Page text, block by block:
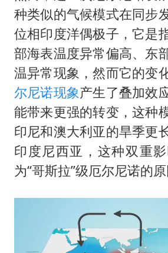
种类似的气候模式在同步
位相印度洋偶极子，它是
部海表温度异常偏高、东
温异常现象，然而它的变
尔尼诺现象产生了叠加效
能带来更强的转变，这种
印尼和澳大利亚的旱季更
印度尼西亚，这种双重
为“哥斯拉”级厄尔尼诺的原